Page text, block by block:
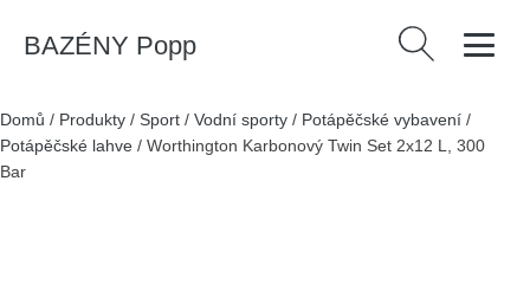
BAZÉNY Popp Vyhledávání
Domů / Produkty / Sport / Vodní sporty / Potápěčské vybavení /
Potápěčské lahve / Worthington Karbonový Twin Set 2x12 L, 300
Bar